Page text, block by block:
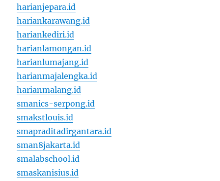
harianjepara.id
hariankarawang.id
hariankediri.id
harianlamongan.id
harianlumajang.id
harianmajalengka.id
harianmalang.id
smanics-serpong.id
smakstlouis.id
smapraditadirgantara.id
sman8jakarta.id
smalabschool.id
smaskanisius.id